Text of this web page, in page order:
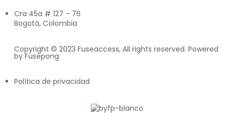
Cra 45a # 127 - 76
Bogotá, Colombia
Copyright © 2023 Fuseaccess, All rights reserved. Powered
by Fusepong
Política de privacidad